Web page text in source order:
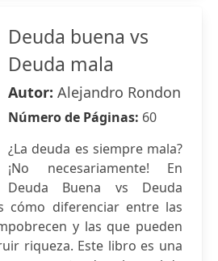
Deuda buena vs
Deuda mala
Autor: Alejandro Rondon
Número de Páginas: 60
¿La deuda es siempre mala?
¡No necesariamente! En
Deuda Buena vs Deuda
cómo diferenciar entre las
y las que pueden
riqueza. Este libro es una